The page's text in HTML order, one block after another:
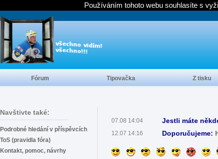
Navštivte také:
Podrobné hledání v příspěvcích
ToS (pravidla fóra)
Kontakt, pomoc, návrhy
07.08 14:04 Jestli máte
12.07 14:16 Doporučujeme:
Fórum Tipovačka Z tisku
Používáním tohoto webu souhlasíte s